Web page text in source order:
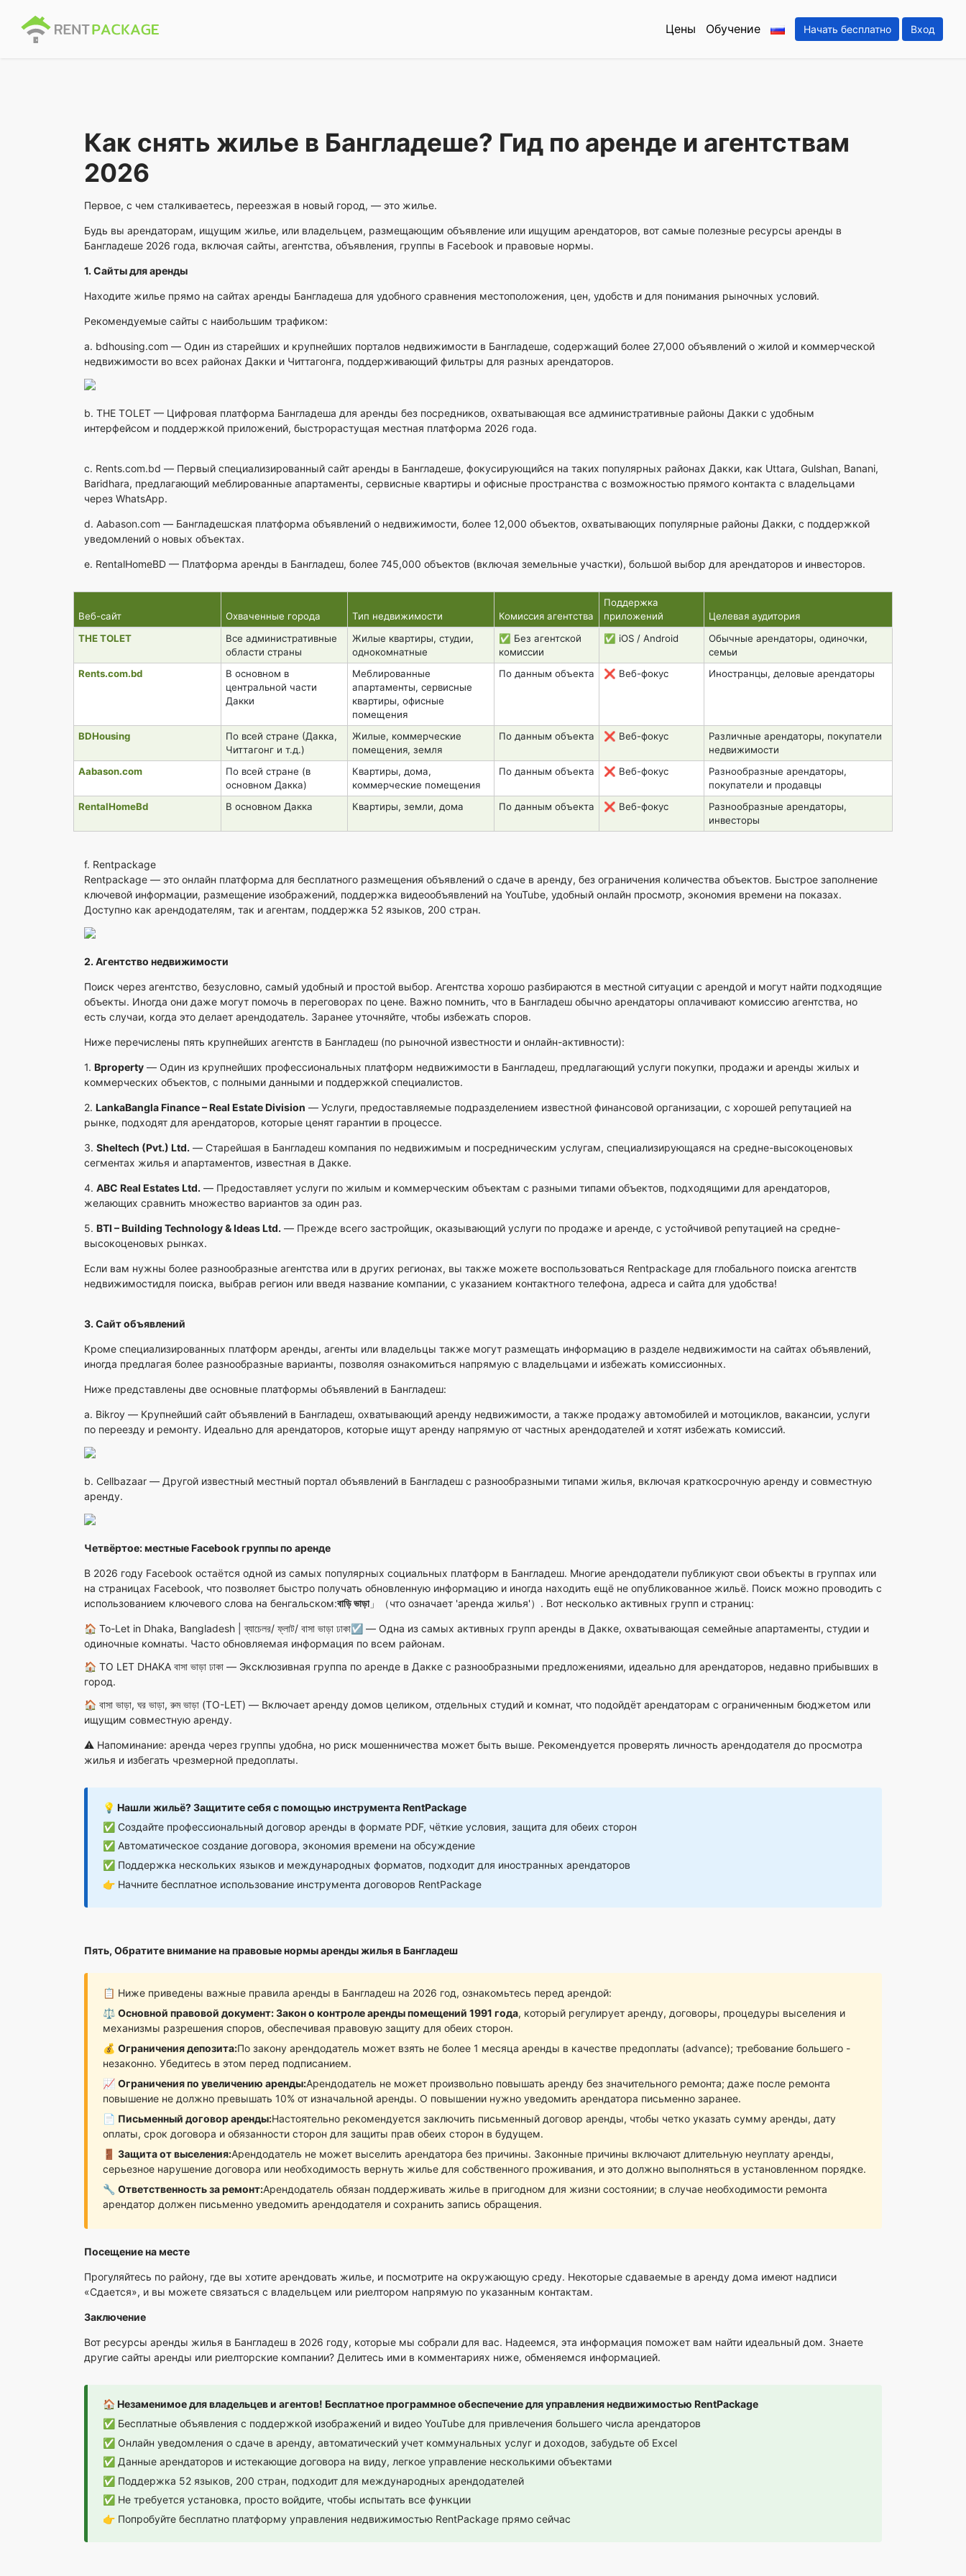
Цены Обучение Начать бесплатно Вход
Как снять жилье в Бангладеше? Гид по аренде и агентствам
2026
Первое, с чем сталкиваетесь, переезжая в новый город, — это жилье.
Будь вы арендаторам, ищущим жилье, или владельцем, размещающим объявление или ищущим арендаторов, вот самые полезные ресурсы аренды в
Бангладеше 2026 года, включая сайты, агентства, объявления, группы в Facebook и правовые нормы.
1. Сайты для аренды
Находите жилье прямо на сайтах аренды Бангладеша для удобного сравнения местоположения, цен, удобств и для понимания рыночных условий.
Рекомендуемые сайты с наибольшим трафиком:
a. bdhousing.com — Один из старейших и крупнейших порталов недвижимости в Бангладеше, содержащий более 27,000 объявлений о жилой и коммерческой
недвижимости во всех районах Дакки и Читтагонга, поддерживающий фильтры для разных арендаторов.
b. THE TOLET — Цифровая платформа Бангладеша для аренды без посредников, охватывающая все административные районы Дакки с удобным
интерфейсом и поддержкой приложений, быстрорастущая местная платформа 2026 года.
c. Rents.com.bd — Первый специализированный сайт аренды в Бангладеше, фокусирующийся на таких популярных районах Дакки, как Uttara, Gulshan, Banani,
Baridhara, предлагающий меблированные апартаменты, сервисные квартиры и офисные пространства с возможностью прямого контакта с владельцами
через WhatsApp.
d. Aabason.com — Бангладешская платформа объявлений о недвижимости, более 12,000 объектов, охватывающих популярные районы Дакки, с поддержкой
уведомлений о новых объектах.
e. RentalHomeBD — Платформа аренды в Бангладеш, более 745,000 объектов (включая земельные участки), большой выбор для арендаторов и инвесторов.
Веб-сайт Охваченные города Тип недвижимости Комиссия агентства
Поддержка
приложений
Целевая аудитория
THE TOLET
Все административные
области страны
Жилые квартиры, студии,
однокомнатные
✅ Без агентской
комиссии
✅ iOS / Android
Обычные арендаторы, одиночки,
семьи
Rents.com.bd
В основном в
центральной части
Дакки
Меблированные
апартаменты, сервисные
квартиры, офисные
помещения
По данным объекта ❌ Веб-фокус Иностранцы, деловые арендаторы
BDHousing
По всей стране (Дакка,
Читтагонг и т.д.)
Жилые, коммерческие
помещения, земля
По данным объекта ❌ Веб-фокус
Различные арендаторы, покупатели
недвижимости
Aabason.com
По всей стране (в
основном Дакка)
Квартиры, дома,
коммерческие помещения
По данным объекта ❌ Веб-фокус
Разнообразные арендаторы,
покупатели и продавцы
RentalHomeBd
В основном Дакка Квартиры, земли, дома По данным объекта ❌ Веб-фокус
Разнообразные арендаторы,
инвесторы
f. Rentpackage
Rentpackage — это онлайн платформа для бесплатного размещения объявлений о сдаче в аренду, без ограничения количества объектов. Быстрое заполнение
ключевой информации, размещение изображений, поддержка видеообъявлений на YouTube, удобный онлайн просмотр, экономия времени на показах.
Доступно как арендодателям, так и агентам, поддержка 52 языков, 200 стран.
2. Агентство недвижимости
Поиск через агентство, безусловно, самый удобный и простой выбор. Агентства хорошо разбираются в местной ситуации с арендой и могут найти подходящие
объекты. Иногда они даже могут помочь в переговорах по цене. Важно помнить, что в Бангладеш обычно арендаторы оплачивают комиссию агентства, но
есть случаи, когда это делает арендодатель. Заранее уточняйте, чтобы избежать споров.
Ниже перечислены пять крупнейших агентств в Бангладеш (по рыночной известности и онлайн-активности):
1. Bproperty — Один из крупнейших профессиональных платформ недвижимости в Бангладеш, предлагающий услуги покупки, продажи и аренды жилых и
коммерческих объектов, с полными данными и поддержкой специалистов.
2. LankaBangla Finance – Real Estate Division — Услуги, предоставляемые подразделением известной финансовой организации, с хорошей репутацией на
рынке, подходят для арендаторов, которые ценят гарантии в процессе.
3. Sheltech (Pvt.) Ltd. — Старейшая в Бангладеш компания по недвижимым и посредническим услугам, специализирующаяся на средне-высокоценовых
сегментах жилья и апартаментов, известная в Дакке.
4. ABC Real Estates Ltd. — Предоставляет услуги по жилым и коммерческим объектам с разными типами объектов, подходящими для арендаторов,
желающих сравнить множество вариантов за один раз.
5. BTI – Building Technology & Ideas Ltd. — Прежде всего застройщик, оказывающий услуги по продаже и аренде, с устойчивой репутацией на средне-
высокоценовых рынках.
Если вам нужны более разнообразные агентства или в других регионах, вы также можете воспользоваться Rentpackage для глобального поиска агентств
недвижимостидля поиска, выбрав регион или введя название компании, с указанием контактного телефона, адреса и сайта для удобства!
3. Сайт объявлений
Кроме специализированных платформ аренды, агенты или владельцы также могут размещать информацию в разделе недвижимости на сайтах объявлений,
иногда предлагая более разнообразные варианты, позволяя ознакомиться напрямую с владельцами и избежать комиссионных.
Ниже представлены две основные платформы объявлений в Бангладеш:
a. Bikroy — Крупнейший сайт объявлений в Бангладеш, охватывающий аренду недвижимости, а также продажу автомобилей и мотоциклов, вакансии, услуги
по переезду и ремонту. Идеально для арендаторов, которые ищут аренду напрямую от частных арендодателей и хотят избежать комиссий.
b. Cellbazaar — Другой известный местный портал объявлений в Бангладеш с разнообразными типами жилья, включая краткосрочную аренду и совместную
аренду.
Четвёртое: местные Facebook группы по аренде
В 2026 году Facebook остаётся одной из самых популярных социальных платформ в Бангладеш. Многие арендодатели публикуют свои объекты в группах или
на страницах Facebook, что позволяет быстро получать обновленную информацию и иногда находить ещё не опубликованное жильё. Поиск можно проводить с
использованием ключевого слова на бенгальском:বাড়ি ভাড়া」（что означает 'аренда жилья'）. Вот несколько активных групп и страниц:
🏠 To-Let in Dhaka, Bangladesh | ব্যাচেলর/ ফ্লাট/ বাসা ভাড়া ঢাকা☑ — Одна из самых активных групп аренды в Дакке, охватывающая семейные апартаменты, студии и
одиночные комнаты. Часто обновляемая информация по всем районам.
🏠 TO LET DHAKA বাসা ভাড়া ঢাকা — Эксклюзивная группа по аренде в Дакке с разнообразными предложениями, идеально для арендаторов, недавно прибывших в
город.
🏠 বাসা ভাড়া, ঘর ভাড়া, রুম ভাড়া (TO-LET) — Включает аренду домов целиком, отдельных студий и комнат, что подойдёт арендаторам с ограниченным бюджетом или
ищущим совместную аренду.
⚠️ Напоминание: аренда через группы удобна, но риск мошенничества может быть выше. Рекомендуется проверять личность арендодателя до просмотра
жилья и избегать чрезмерной предоплаты.
💡 Нашли жильё? Защитите себя с помощью инструмента RentPackage
✅ Создайте профессиональный договор аренды в формате PDF, чёткие условия, защита для обеих сторон
✅ Автоматическое создание договора, экономия времени на обсуждение
✅ Поддержка нескольких языков и международных форматов, подходит для иностранных арендаторов
👉 Начните бесплатное использование инструмента договоров RentPackage
Пять, Обратите внимание на правовые нормы аренды жилья в Бангладеш
📋 Ниже приведены важные правила аренды в Бангладеш на 2026 год, ознакомьтесь перед арендой:
⚖️ Основной правовой документ: Закон о контроле аренды помещений 1991 года, который регулирует аренду, договоры, процедуры выселения и
механизмы разрешения споров, обеспечивая правовую защиту для обеих сторон.
💰 Ограничения депозита:По закону арендодатель может взять не более 1 месяца аренды в качестве предоплаты (advance); требование большего -
незаконно. Убедитесь в этом перед подписанием.
📈 Ограничения по увеличению аренды:Арендодатель не может произвольно повышать аренду без значительного ремонта; даже после ремонта
повышение не должно превышать 10% от изначальной аренды. О повышении нужно уведомить арендатора письменно заранее.
📄 Письменный договор аренды:Настоятельно рекомендуется заключить письменный договор аренды, чтобы четко указать сумму аренды, дату
оплаты, срок договора и обязанности сторон для защиты прав обеих сторон в будущем.
🚪 Защита от выселения:Арендодатель не может выселить арендатора без причины. Законные причины включают длительную неуплату аренды,
серьезное нарушение договора или необходимость вернуть жилье для собственного проживания, и это должно выполняться в установленном порядке.
🔧 Ответственность за ремонт:Арендодатель обязан поддерживать жилье в пригодном для жизни состоянии; в случае необходимости ремонта
арендатор должен письменно уведомить арендодателя и сохранить запись обращения.
Посещение на месте
Прогуляйтесь по району, где вы хотите арендовать жилье, и посмотрите на окружающую среду. Некоторые сдаваемые в аренду дома имеют надписи
«Сдается», и вы можете связаться с владельцем или риелтором напрямую по указанным контактам.
Заключение
Вот ресурсы аренды жилья в Бангладеш в 2026 году, которые мы собрали для вас. Надеемся, эта информация поможет вам найти идеальный дом. Знаете
другие сайты аренды или риелторские компании? Делитесь ими в комментариях ниже, обменяемся информацией.
🏠 Незаменимое для владельцев и агентов! Бесплатное программное обеспечение для управления недвижимостью RentPackage
✅ Бесплатные объявления с поддержкой изображений и видео YouTube для привлечения большего числа арендаторов
✅ Онлайн уведомления о сдаче в аренду, автоматический учет коммунальных услуг и доходов, забудьте об Excel
✅ Данные арендаторов и истекающие договора на виду, легкое управление несколькими объектами
✅ Поддержка 52 языков, 200 стран, подходит для международных арендодателей
✅ Не требуется установка, просто войдите, чтобы испытать все функции
👉 Попробуйте бесплатно платформу управления недвижимостью RentPackage прямо сейчас